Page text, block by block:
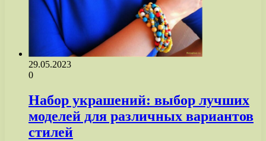
29.05.2023
0
Набор украшений: выбор лучших
моделей для различных вариантов
стилей